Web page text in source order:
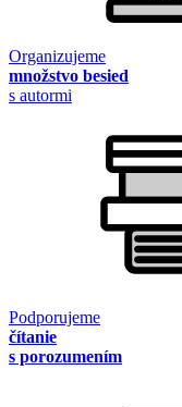
Organizujeme
množstvo besied
s autormi
Podporujeme
čítanie
s porozumením